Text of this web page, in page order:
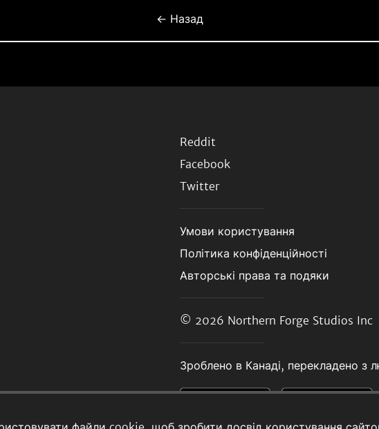
← Назад
Reddit
Facebook
Twitter
Умови користування
Політика конфіденційності
Авторські права та подяки
© 2026 Northern Forge Studios Inc
Зроблено в Канаді, перекладено з